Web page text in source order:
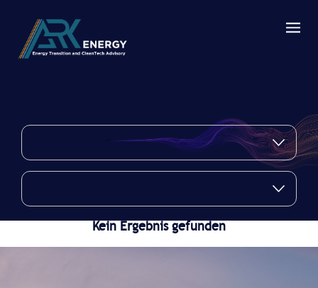
Kein Ergebnis gefunden